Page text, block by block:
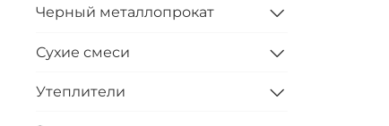
Черный металлопрокат
Сухие смеси
Утеплители